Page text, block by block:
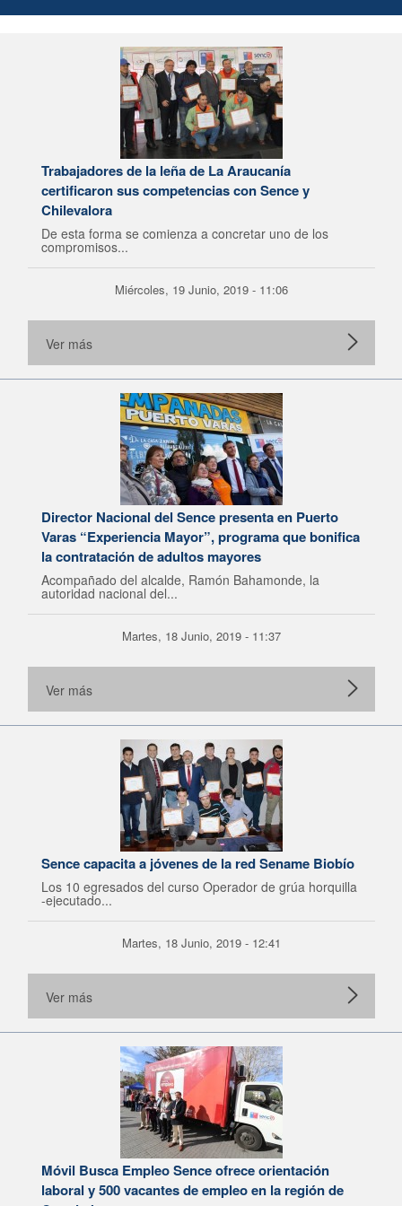
Trabajadores de la leña de La Araucanía
certificaron sus competencias con Sence y
Chilevalora
De esta forma se comienza a concretar uno de los
compromisos...
Miércoles, 19 Junio, 2019 - 11:06
Ver más
Director Nacional del Sence presenta en Puerto
Varas “Experiencia Mayor”, programa que bonifica
la contratación de adultos mayores
Acompañado del alcalde, Ramón Bahamonde, la
autoridad nacional del...
Martes, 18 Junio, 2019 - 11:37
Ver más
Sence capacita a jóvenes de la red Sename Biobío
Los 10 egresados del curso Operador de grúa horquilla
-ejecutado...
Martes, 18 Junio, 2019 - 12:41
Ver más
Móvil Busca Empleo Sence ofrece orientación
laboral y 500 vacantes de empleo en la región de